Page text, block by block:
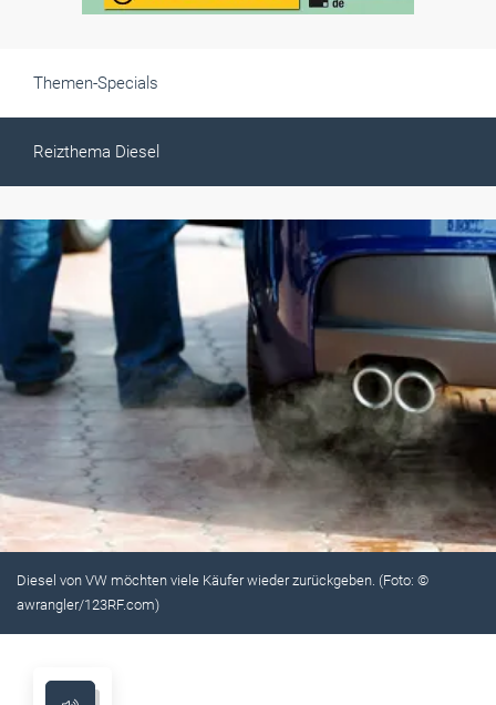
Themen-Specials
Reizthema Diesel
Diesel von VW möchten viele Käufer wieder zurückgeben. (Foto: ©
awrangler/123RF.com)